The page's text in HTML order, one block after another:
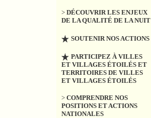
> DÉCOUVRIR LES ENJEUX
DE LA QUALITÉ DE LA NUIT
SOUTENIR NOS ACTIONS
PARTICIPEZ À VILLES
ET VILLAGES ÉTOILÉS ET
TERRITOIRES DE VILLES
ET VILLAGES ÉTOILÉS
> COMPRENDRE NOS
POSITIONS ET ACTIONS
NATIONALES